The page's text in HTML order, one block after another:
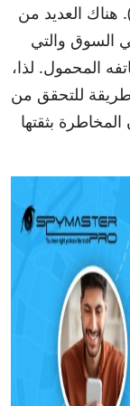
العديد من
السوق والتي
المحمول. لذا،
للتحقق من
بثقتها